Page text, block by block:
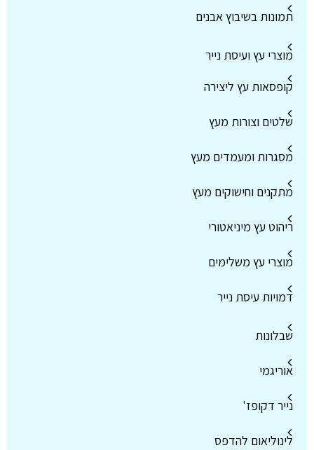
תמונות בשיבוץ אבנים
מוצרי עץ ועיסת נייר
קופסאות עץ ליצירה
שלטים וצורות מעץ
מסגרות ומעמדים מעץ
מתקנים וחישוקים מעץ
ריהוט עץ מיניאטורי
מוצרי עץ משלימים
דמויות עיסת נייר
שבלונות
אוריגמי
נייר דקופז'
לינוליאום להדפס